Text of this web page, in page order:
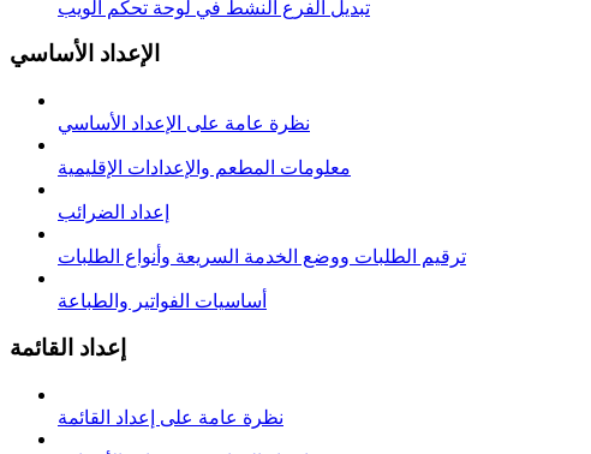
تبديل الفرع النشط في لوحة تحكم الويب
الإعداد الأساسي
نظرة عامة على الإعداد الأساسي
معلومات المطعم والإعدادات الإقليمية
إعداد الضرائب
ترقيم الطلبات ووضع الخدمة السريعة وأنواع الطلبات
أساسيات الفواتير والطباعة
إعداد القائمة
نظرة عامة على إعداد القائمة